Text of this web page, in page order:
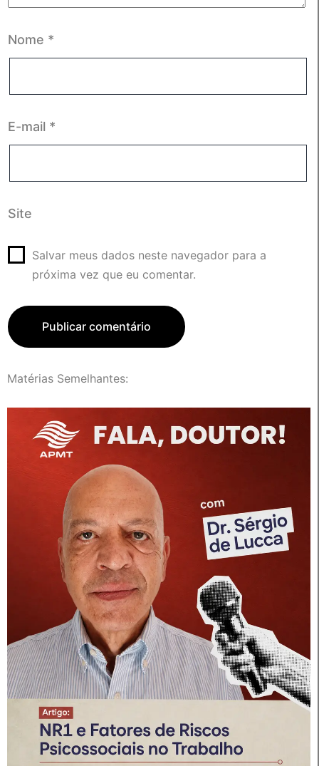
Nome *
E-mail *
Site
Salvar meus dados neste navegador para a
próxima vez que eu comentar.
Matérias Semelhantes: